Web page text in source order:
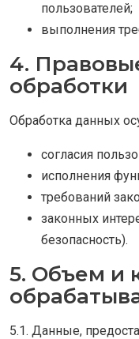
пользователей;
выполнения
4.
обработки
Обработка данных
согласия
исполнения
требований
законных
безопасность).
5. Объем и
5.1. Данные,